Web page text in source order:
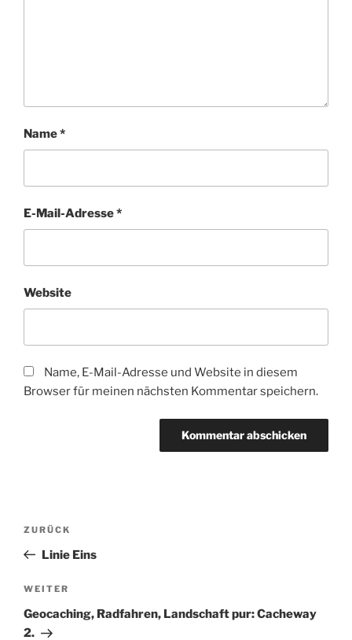
Name*
E-Mail-Adresse*
Website
Name, E-Mail-Adresse und Website in diesem
Browser für meinen nächsten Kommentar speichern.
Beitragsnavigation
Vorheriger
Beitrag
ZURÜCK
Linie Eins
Nächster
Beitrag
WEITER
Geocaching, Radfahren, Landschaft pur: Cacheway
2.